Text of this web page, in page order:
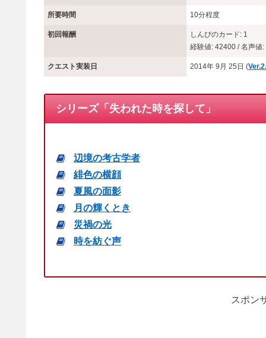
所要時間 10分程度
初回報酬
しんぴのカード: 1
経験値: 42400 / 名声値:
クエスト実装日 2014年 9月 25日 (
シリーズ「失われた時を探して」
辺境の考古学者
緋色の横顔
夏風の面影
月の輝くとき
災禍の光
時を紡ぐ声
スポン